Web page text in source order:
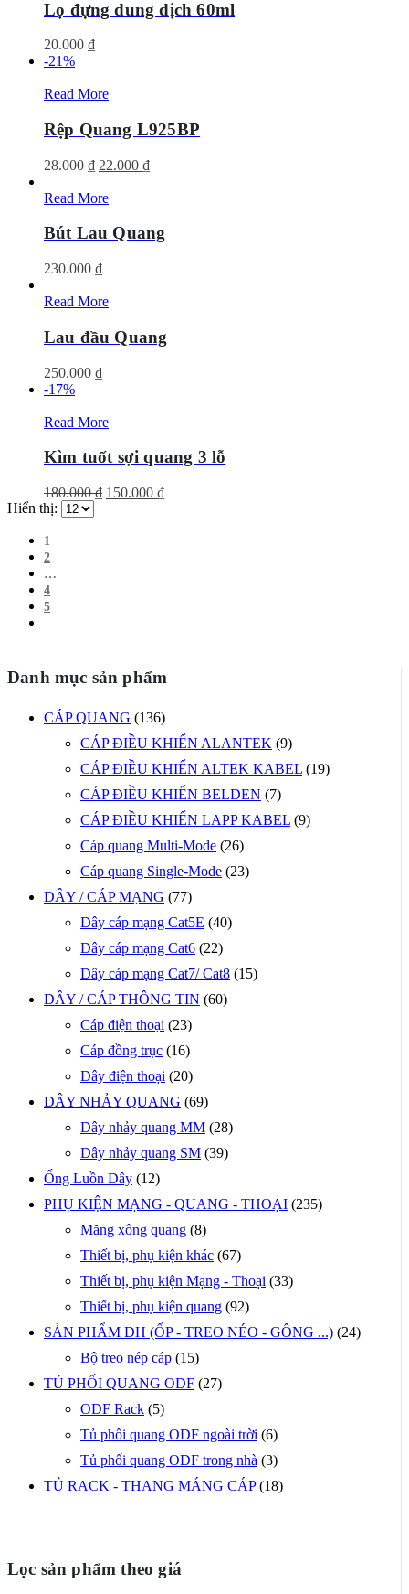
Lọ đựng dung dịch 60ml
20.000 ₫
-21%
Read More
Rệp Quang L925BP
28.000₫ Giá
là:
22.000 ₫Giá
22.000 ₫.
Read More
Bút Lau Quang
230.000 ₫
Read More
Lau đầu Quang
250.000 ₫
-17%
Read More
Kìm tuốt sợi quang 3 lỗ
180.000₫ Giá
150.000 ₫Giá
Hiển thị:
1
2
…
4
5
Danh mục sản phẩm
CÁP QUANG (136)
CÁP ĐIỀU KHIỂN ALANTEK (9)
CÁP ĐIỀU KHIỂN ALTEK KABEL (19)
CÁP ĐIỀU KHIỂN BELDEN (7)
CÁP ĐIỀU KHIỂN LAPP KABEL (9)
Cáp quang Multi-Mode (26)
Cáp quang Single-Mode (23)
DÂY / CÁP MẠNG (77)
Dây cáp mạng Cat5E (40)
Dây cáp mạng Cat6 (22)
Dây cáp mạng Cat7/ Cat8 (15)
DÂY / CÁP THÔNG TIN (60)
Cáp điện thoại (23)
Cáp đồng trục (16)
Dây điện thoại (20)
DÂY NHẢY QUANG (69)
Dây nhảy quang MM (28)
Dây nhảy quang SM (39)
Ống Luồn Dây (12)
PHỤ KIỆN MẠNG - QUANG - THOẠI (235)
Măng xông quang (8)
Thiết bị, phụ kiện khác (67)
Thiết bị, phụ kiện Mạng - Thoại (33)
Thiết bị, phụ kiện quang (92)
SẢN PHẨM DH (ỐP - TREO NÉO - GÔNG ...) (24)
Bộ treo nép cáp (15)
TỦ PHỐI QUANG ODF (27)
ODF Rack (5)
Tủ phối quang ODF ngoài trời (6)
Tủ phối quang ODF trong nhà (3)
TỦ RACK - THANG MÁNG CÁP (18)
Lọc sản phẩm theo giá